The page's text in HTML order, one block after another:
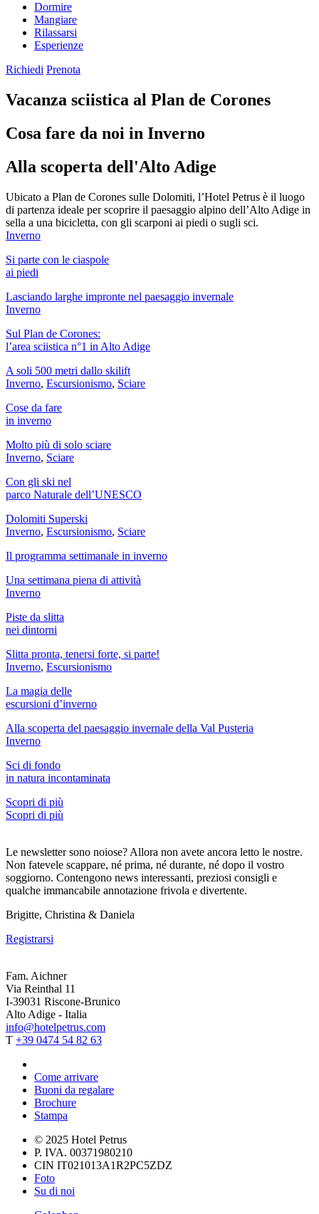
Dormire
Mangiare
Rilassarsi
Esperienze
Richiedi Prenota
Vacanza sciistica al Plan de Corones
Cosa fare da noi in Inverno
Alla scoperta dell'Alto Adige
Ubicato a Plan de Corones sulle Dolomiti, l’Hotel Petrus è il luogo
di partenza ideale per scoprire il paesaggio alpino dell’Alto Adige in
sella a una bicicletta, con gli scarponi ai piedi o sugli sci.
Inverno
Si parte con le ciaspole
ai piedi
Lasciando larghe impronte nel paesaggio invernale
Inverno
Sul Plan de Corones:
l’area sciistica n°1 in Alto Adige
A soli 500 metri dallo skilift
Inverno, Escursionismo, Sciare
Cose da fare
in inverno
Molto più di solo sciare
Inverno, Sciare
Con gli ski nel
parco Naturale dell’UNESCO
Dolomiti Superski
Inverno, Escursionismo, Sciare
Il programma settimanale in inverno
Una settimana piena di attività
Inverno
Piste da slitta
nei dintorni
Slitta pronta, tenersi forte, si parte!
Inverno, Escursionismo
La magia delle
escursioni d’inverno
Alla scoperta del paesaggio invernale della Val Pusteria
Inverno
Sci di fondo
in natura incontaminata
Scopri di più
Scopri di più
Le newsletter sono noiose? Allora non avete ancora letto le nostre.
Non fatevele scappare, né prima, né durante, né dopo il vostro
soggiorno. Contengono news interessanti, preziosi consigli e
qualche immancabile annotazione frivola e divertente.
Brigitte, Christina & Daniela
Registrarsi
Fam. Aichner
Via Reinthal 11
I-39031 Riscone-Brunico
Alto Adige - Italia
info@hotelpetrus.com
T +39 0474 54 82 63
Come arrivare
Buoni da regalare
Brochure
Stampa
© 2025 Hotel Petrus
P. IVA. 00371980210
CIN IT021013A1R2PC5ZDZ
Foto
Su di noi